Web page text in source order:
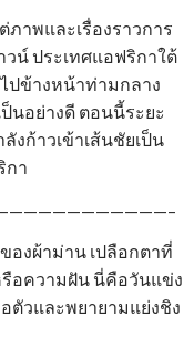
าพและเรื่องราวการ
น์ ประเทศแอฟริกาใต้
ปข้างหน้าท่ามกลาง
นอย่างดี ตอนนี้ระยะ
งก้าวเข้าเส้นชัยเป็น
กา
องผ้าม่าน เปลือกตาที่
อความฝัน นี่คือวันแข่ง
ตัวและพยายามแย่งชิง